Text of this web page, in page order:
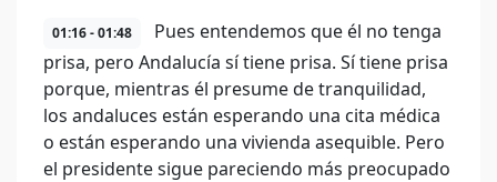
01:16 - 01:48
Pues entendemos que él no tenga
prisa, pero Andalucía sí tiene prisa. Sí tiene prisa
porque, mientras él presume de tranquilidad,
los andaluces están esperando una cita médica
o están esperando una vivienda asequible. Pero
el presidente sigue pareciendo más preocupado